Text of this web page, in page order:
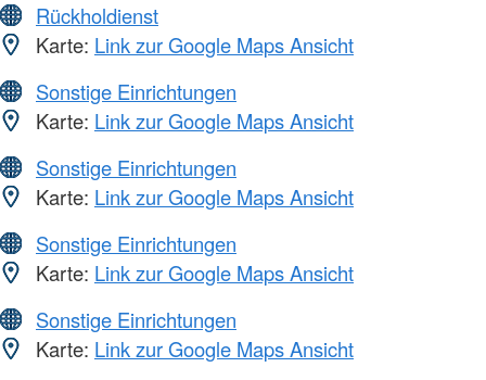
Rückholdienst
Karte: Link zur Google Maps Ansicht
Sonstige Einrichtungen
Karte: Link zur Google Maps Ansicht
Sonstige Einrichtungen
Karte: Link zur Google Maps Ansicht
Sonstige Einrichtungen
Karte: Link zur Google Maps Ansicht
Sonstige Einrichtungen
Karte: Link zur Google Maps Ansicht